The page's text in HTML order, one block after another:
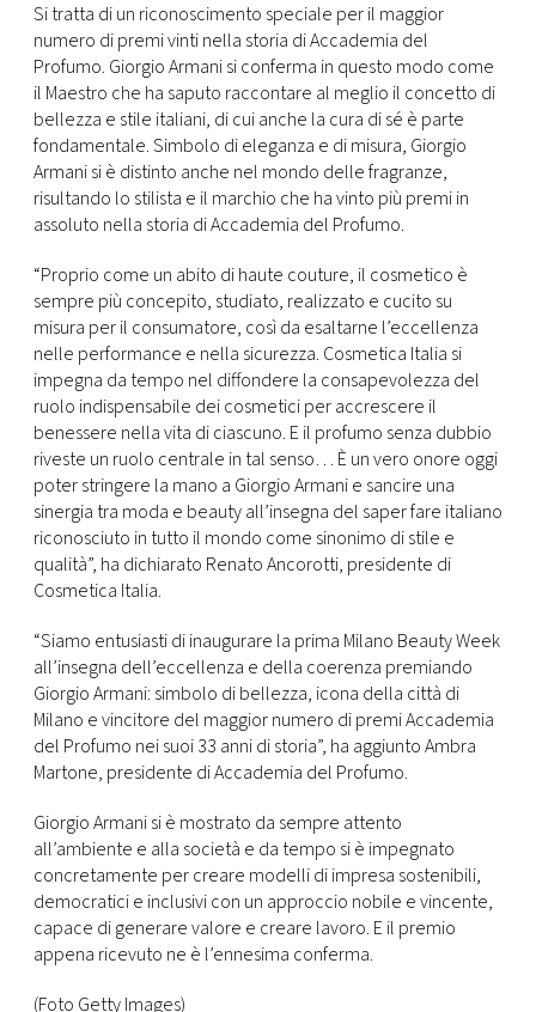
Si tratta di un riconoscimento speciale per il maggior
numero di premi vinti nella storia di Accademia del
Profumo. Giorgio Armani si conferma in questo modo come
il Maestro che ha saputo raccontare al meglio il concetto di
bellezza e stile italiani, di cui anche la cura di sé è parte
fondamentale. Simbolo di eleganza e di misura, Giorgio
Armani si è distinto anche nel mondo delle fragranze,
risultando lo stilista e il marchio che ha vinto più premi in
assoluto nella storia di Accademia del Profumo.
“Proprio come un abito di haute couture, il cosmetico è
sempre più concepito, studiato, realizzato e cucito su
misura per il consumatore, così da esaltarne l’eccellenza
nelle performance e nella sicurezza. Cosmetica Italia si
impegna da tempo nel diffondere la consapevolezza del
ruolo indispensabile dei cosmetici per accrescere il
benessere nella vita di ciascuno. E il profumo senza dubbio
riveste un ruolo centrale in tal senso… È un vero onore oggi
poter stringere la mano a Giorgio Armani e sancire una
sinergia tra moda e beauty all’insegna del saper fare italiano
riconosciuto in tutto il mondo come sinonimo di stile e
qualità”, ha dichiarato Renato Ancorotti, presidente di
Cosmetica Italia.
“Siamo entusiasti di inaugurare la prima Milano Beauty Week
all’insegna dell’eccellenza e della coerenza premiando
Giorgio Armani: simbolo di bellezza, icona della città di
Milano e vincitore del maggior numero di premi Accademia
del Profumo nei suoi 33 anni di storia”, ha aggiunto Ambra
Martone, presidente di Accademia del Profumo.
Giorgio Armani si è mostrato da sempre attento
all’ambiente e alla società e da tempo si è impegnato
concretamente per creare modelli di impresa sostenibili,
democratici e inclusivi con un approccio nobile e vincente,
capace di generare valore e creare lavoro. E il premio
appena ricevuto ne è l’ennesima conferma.
(Foto Getty Images)